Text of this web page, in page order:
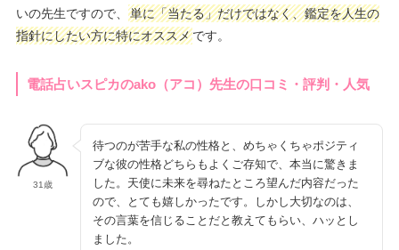
いの先生ですので、
単に「当たる」だけではなく、鑑定を人生の
指針にしたい方に特にオススメです。
電話占いスピカのako（アコ）先生の口コミ・評判・人気
31歳
待つのが苦手な私の性格と、めちゃくちゃポジティ
ブな彼の性格どちらもよくご存知で、本当に驚きま
した。天使に未来を尋ねたところ望んだ内容だった
ので、とても嬉しかったです。しかし大切なのは、
その言葉を信じることだと教えてもらい、ハッとし
ました。